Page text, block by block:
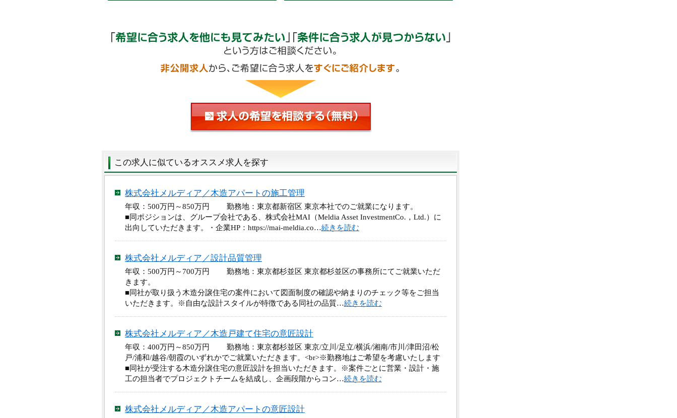
この求人に似ているオススメ求人を探す
株式会社メルディア／木造アパートの施工管理
年収：500万円～850万円 勤務地：東京都新宿区 東京本社でのご就業になります。
■同ポジションは、グループ会社である、株式会社MAI（Meldia Asset InvestmentCo.，Ltd.）に
出向していただきます。・企業HP：https://mai-meldia.co…続きを読む
株式会社メルディア／設計品質管理
年収：500万円～700万円 勤務地：東京都杉並区 東京都杉並区の事務所にてご就業いただ
きます。
■同社が取り扱う木造分譲住宅の案件において図面制度の確認や納まりのチェック等をご担当
いただきます。※自由な設計スタイルが特徴である同社の品質…続きを読む
株式会社メルディア／木造戸建て住宅の意匠設計
年収：400万円～850万円 勤務地：東京都杉並区 東京/立川/足立/横浜/湘南/市川/津田沼/松
戸/浦和/越谷/朝霞のいずれかでご就業いただきます。<br>※勤務地はご希望を考慮いたします
■同社が受注する木造分譲住宅の意匠設計を担当いただきます。※案件ごとに営業・設計・施
工の担当者でプロジェクトチームを結成し、企画段階からコン…続きを読む
株式会社メルディア／木造アパートの意匠設計